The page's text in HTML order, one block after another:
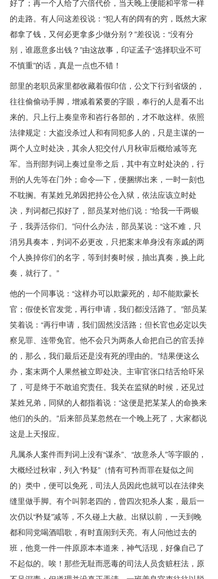
好了；再一个人给了六倍代价，当天晚上便能和平常一样
的走路。有人问这差役说：“犯人有的阔有的穷，既然大家
都拿了钱，又何必更拿多少做分别？”差役说：“没有分
别，谁愿意多出钱？”由这故事，印证孟子“选择职业不可
不慎重”的话，真是一点也不错！
部里的老职员家里都收藏着假印信，公文下行到省级的，
往往偷偷动手脚，增减着紧要的字眼，奉行的人是看不出
来的。只上行上奏皇帝和咨行各部的，才不敢这样。依照
法律规定：大盗没杀过人和有同犯多人的，只是主谋的一
两个人立时处决，其余人犯交付八月秋审后概给减等充
军。当刑部判词上奏过皇帝之后，其中有立时处决的，行
刑的人先等在门外；命令—下，便捆绑出来，一时一刻也
不耽搁。有某姓兄弟因把持公仓入狱，依法应该立时处
决，判词都已拟好了，部员某对他们说：“给我一千两银
子，我弄活你们。”问什么办法，部员某说：“这不难，只
消另具奏本，判词不必更改，只把案末单身没有亲戚的两
个人换掉你们的名字，等到封奏时候，抽出真奏，换上此
奏，就行了。”
他的一个同事说：“这样办可以欺蒙死的，却不能欺蒙长
官；假使长官发觉，再行申请，我们都没活路了。”部员某
笑着说：“再行申请，我们固然没活路；但长官也必定以失
察见罪、连带免官。他不会只为两条人命把自己的官丢掉
的，那么，我们最后还是没有死的理由的。”结果便这么
办，案末两个人果然被立即处决。主审官张口结舌给吓呆
了，可是终于不敢追究责任。我关在监狱的时候，还见过
某姓兄弟，同狱的人都指着说：“这便是把某某人的命换来
他们的头的。”后来部员某忽然在一个晚上死了，大家都说
这是上天报应。
凡属杀人案件而判词上没有“谋杀”、“故意杀人”等字眼的，
大概经过秋审，列入“矜疑”（情有可矜而罪在疑似之间
的）类中，便可以免死，司法人员因此也就可以在法律夹
缝里做手脚。有个叫郭老四的，曾四次犯杀人案，最后一
次仍以“矜疑”减等，不久碰上大赦。出狱以前，一天到晚
都和同党喝酒唱歌，有时直闹到天亮。有人问他过去的
班，他竟一件一件原原本本道来，神气活现，好像自己了
不起似的。唉！那些无耻而恶毒的司法人员贪赃枉法，原